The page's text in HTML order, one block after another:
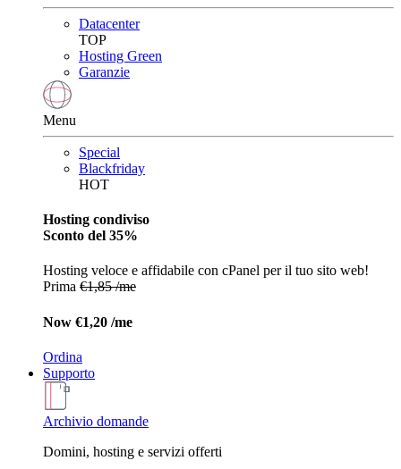
Datacenter
TOP
Hosting Green
Garanzie
Menu
Special
Blackfriday
HOT
Hosting condiviso
Sconto del 35%
Hosting veloce e affidabile con cPanel per il tuo sito web!
Prima €1,85 /me
Now €1,20 /me
Ordina
Supporto
Archivio domande
Domini, hosting e servizi offerti